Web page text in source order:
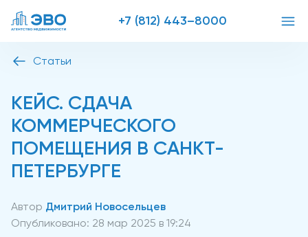
+7 (812) 443–8000
Статьи
КЕЙС. СДАЧА
КОММЕРЧЕСКОГО
ПОМЕЩЕНИЯ В САНКТ-
ПЕТЕРБУРГЕ
Автор Дмитрий Новосельцев
Опубликовано: 28 мар 2025 в 19:24